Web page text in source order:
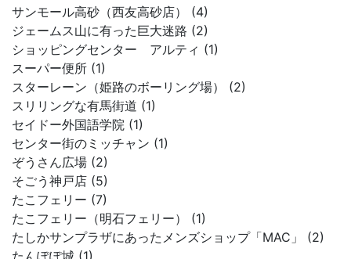
サンモール高砂（西友高砂店） (4)
ジェームス山に有った巨大迷路 (2)
ショッピングセンター アルティ (1)
スーパー便所 (1)
スターレーン（姫路のボーリング場） (2)
スリリングな有馬街道 (1)
セイドー外国語学院 (1)
センター街のミッチャン (1)
ぞうさん広場 (2)
そごう神戸店 (5)
たこフェリー (7)
たこフェリー（明石フェリー） (1)
たしかサンプラザにあったメンズショップ「MAC」 (2)
たんぽぽ城 (1)